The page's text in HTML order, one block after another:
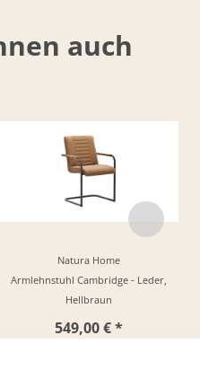
auch
Natura Home
Armlehnstuhl Cambridge - Leder,
Hellbraun
549,00 € *